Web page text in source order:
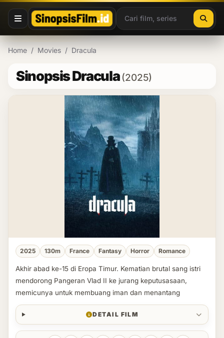
Lewati ke konten
Home / Movies / Dracula
Sinopsis Dracula (2025)
2025 130m France Fantasy Horror Romance
Akhir abad ke-15 di Eropa Timur. Kematian brutal sang istri
mendorong Pangeran Vlad II ke jurang keputusasaan,
memicunya untuk membuang iman dan menantang
DETAIL FILM